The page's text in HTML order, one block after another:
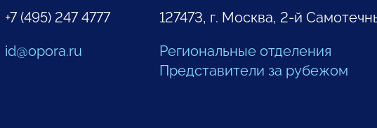
+7 (495) 247 4777
id@opora.ru
127473, г. Москва, 2-й
Региональные отделения
Представители за рубежом